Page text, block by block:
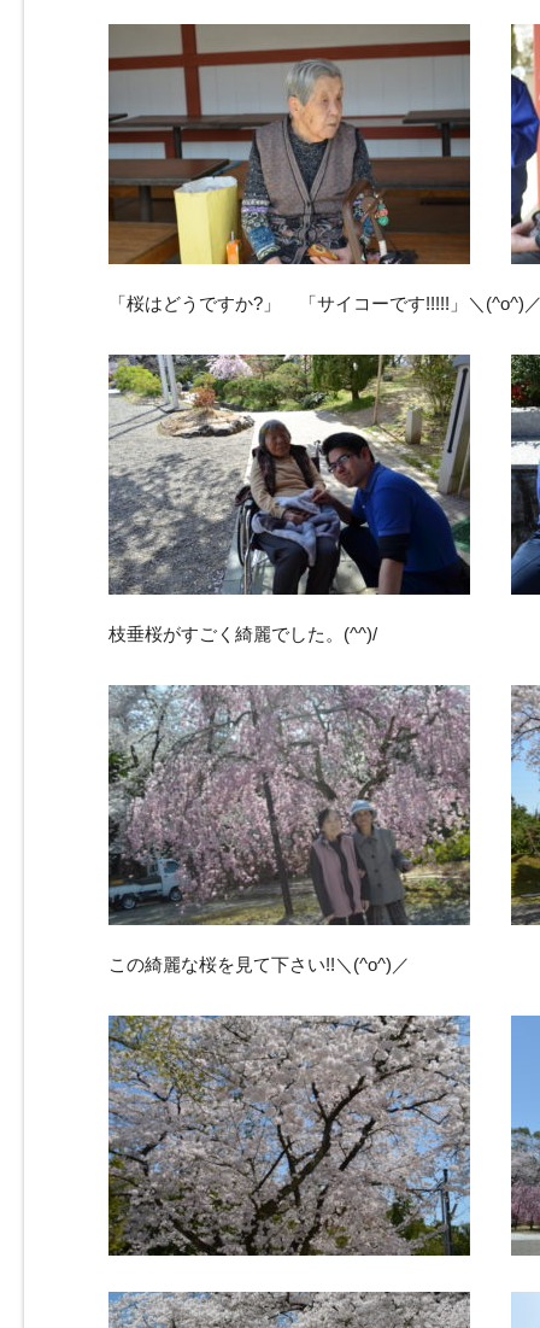
「桜はどうですか?」 「サイコーです!!!!!」＼(^o^)
枝垂桜がすごく綺麗でした。(^^)/
この綺麗な桜を見て下さい!!＼(^o^)／